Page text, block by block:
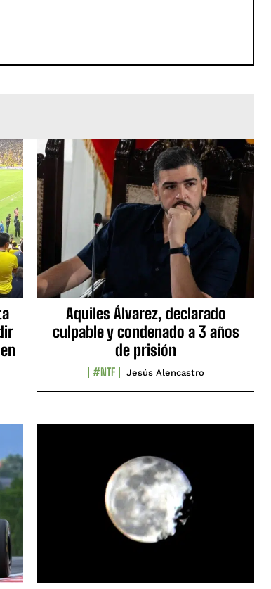
Aquiles Álvarez, declarado
culpable y condenado a 3 años
de prisión
#NTF Jesús Alencastro